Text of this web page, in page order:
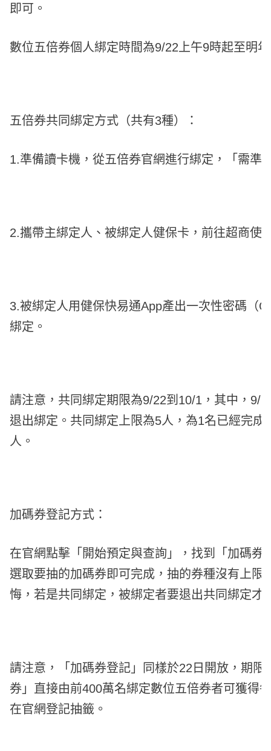
即可。
數位五倍券個人綁定時間為9/22上午9時起至明
五倍券共同綁定方式（共有3種）：
1.準備讀卡機，從五倍券官網進行綁定，「需準
2.攜帶主綁定人、被綁定人健保卡，前往超商使
3.被綁定人用健保快易通App產出一次性密碼（
綁定。
請注意，共同綁定期限為9/22到10/1，其中，9/
退出綁定。共同綁定上限為5人，為1名已經完
人。
加碼券登記方式：
在官網點擊「開始預定與查詢」，找到「加碼
選取要抽的加碼券即可完成，抽的券種沒有上
悔，若是共同綁定，被綁定者要退出共同綁定才
請注意，「加碼券登記」同樣於22日開放，期
券」直接由前400萬名綁定數位五倍券者可獲得
在官網登記抽籤。